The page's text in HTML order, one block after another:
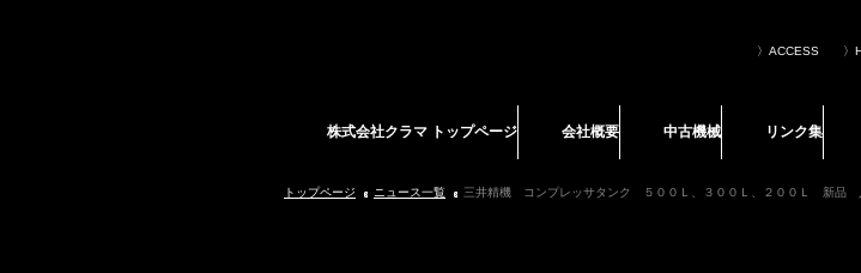
〉
株式会社クラマ トップページ 会社概要 中古機械 リンク集
トップページ ニュース一覧 三井精機 コンプレッサタンク ５００Ｌ、３００Ｌ、２００Ｌ 新品